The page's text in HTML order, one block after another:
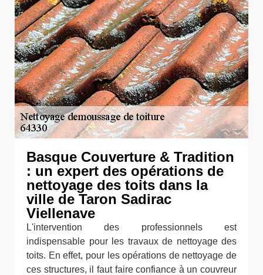
Basque Couverture & Tradition
: un expert des opérations de
nettoyage des toits dans la
ville de Taron Sadirac
Viellenave
L'intervention des professionnels est
indispensable pour les travaux de nettoyage des
toits. En effet, pour les opérations de nettoyage de
ces structures, il faut faire confiance à un couvreur